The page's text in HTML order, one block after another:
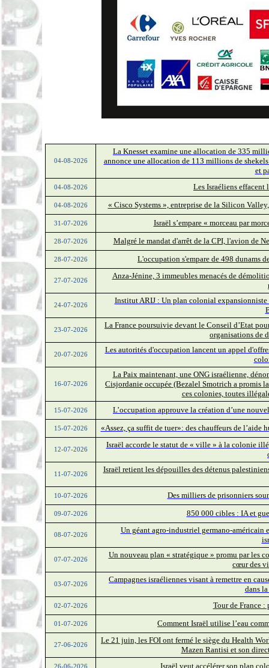
04-08-2026
La Knesset examine une allocation de 335
annonce une allocation de 113 millions de
et
04-08-2026 Les Israéliens effacent
04-08-2026 « Cisco Systems », entreprise de la Silicon
31-07-2026 Israël s’empare « morceau par
28-07-2026 Malgré le mandat d'arrêt de la CPI, l'avion de
28-07-2026 L'occupation s'empare de 498 dunams
27-07-2026
Anza-Jénine, 3 immeubles menacés de
24-07-2026
Institut ARIJ : Un plan colonial expansionniste
23-07-2026
La France poursuivie devant le Conseil d’Etat
organisations de
20-07-2026
Les autorités d'occupation lancent un appel
16-07-2026
La Paix maintenant, une ONG israélienne,
Cisjordanie occupée (Bezalel Smotrich a promis
ces colonies, toutes
15-07-2026 L’occupation approuve la création d’une
15-07-2026 «Assez, ça suffit de tuer»: des chauffeurs de l’aide
12-07-2026
Israël accorde le statut de « ville » à la colonie
11-07-2026
Israël retient les dépouilles des détenus
10-07-2026 Des milliers de prisonniers
09-07-2026 850 000 cibles : IA et
08-07-2026
Un géant agro-industriel germano-américain
07-07-2026
Un nouveau plan « stratégique » promu par les
cœur des
03-07-2026
Campagnes israéliennes visant à remettre en
dans
02-07-2026 Tour de France :
01-07-2026 Comment Israël utilise l’eau
27-06-2026
Le 21 juin, les FOI ont fermé le siège du Health
Mazen Rantisi et son
Israël veut accélérer son plan